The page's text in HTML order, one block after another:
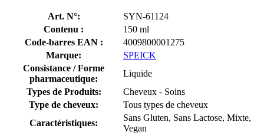
Art. N°:
SYN-61124
Contenu :
150 ml
Code-barres EAN :
4009800001275
Marque:
SPEICK
Consistance / Forme
pharmaceutique:
Liquide
Types de Produits:
Cheveux - Soins
Type de cheveux:
Tous types de cheveux
Caractéristiques:
Sans Gluten, Sans Lactose, Mixte,
Vegan